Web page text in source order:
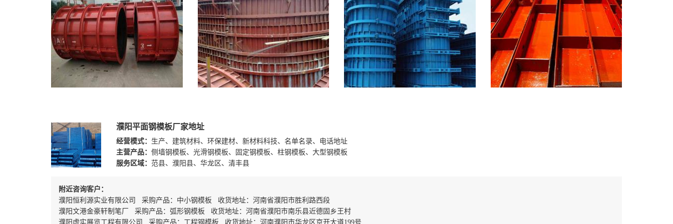
濮阳平面钢模板厂家地址
经营模式： 生产、建筑材料、环保建材、新材料科技、名单名录、电话地址
主营产品： 侧墙钢模板、光滑钢模板、固定钢模板、柱钢模板、大型钢模板
服务区域： 范县、濮阳县、华龙区、清丰县
附近咨询客户：
濮阳恒利源实业有限公司 采购产品：中小钢模板 收货地址：河南省濮阳市胜利路西段
濮阳文港金豪轩制笔厂 采购产品：弧形钢模板 收货地址：河南省濮阳市南乐县近德固乡王村
濮阳虚实展览工程有限公司 采购产品：工程钢模板 收货地址：河南濮阳市华龙区京开大道199号